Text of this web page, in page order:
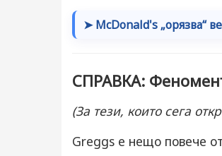
➤ McDonald's „орязва“
СПРАВКА:
(За тези, които сега
Greggs е нещо повече